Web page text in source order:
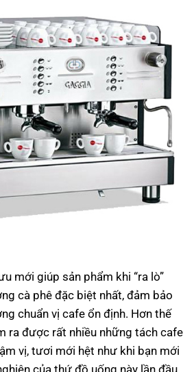
mới giúp sản phẩm khi “ra lò”
cà phê đặc biệt nhất, đảm bảo
chuẩn vị cafe ổn định. Hơn thế
ra được rất nhiều những tách cafe
vị, tươi mới hệt như khi bạn mới